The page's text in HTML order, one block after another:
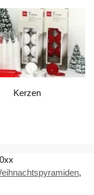
Kerzen
,